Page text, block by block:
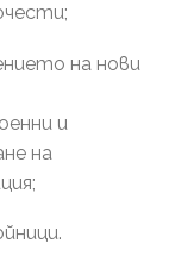
на нови
и
на